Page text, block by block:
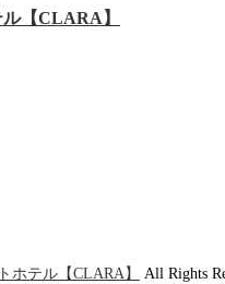
ホテル【CLARA】
All Rights